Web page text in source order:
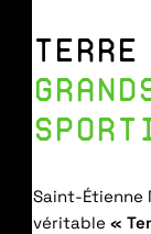
Saint-Étienne
véritable «